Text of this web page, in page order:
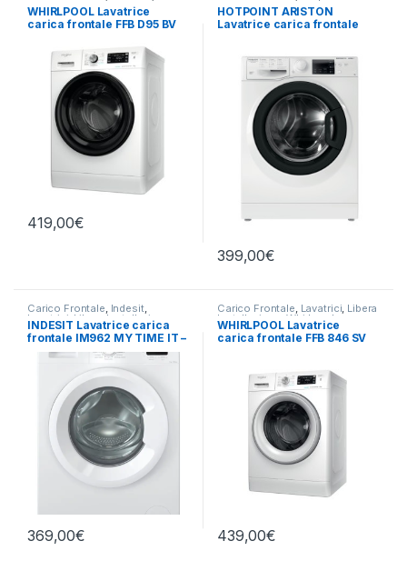
Installazione Whirlpool
WHIRLPOOL Lavatrice
carica frontale FFB D95 BV
419,00€
Ariston, Lavatrici ,Libera
Installazione
HOTPOINT ARISTON
Lavatrice carica frontale
399,00€
Carico Frontale, Indesit,
Lavatrici,Libera Installazione
INDESIT Lavatrice carica
frontale IM962 MY TIME IT –
LAVATRICE 9KG 1200 GIRI
369,00€
Carico Frontale, Lavatrici, Libera
Installazione Whirlpool
WHIRLPOOL Lavatrice
carica frontale FFB 846 SV
439,00€